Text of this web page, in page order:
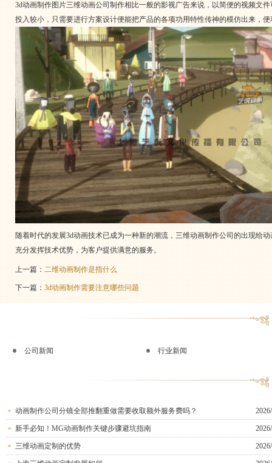
3d动画制作图片三维动画公司制作相比一般的影视广告来说，以简便的视频文
投入较小，只需要进行方案设计便能把产品的各项功用特性传神的模仿出来，
随着时代的发展3d动画技术已成为一种新的潮流，三维动画制作公司的出现给
充分发挥技术优势，为客户提供满意的服务。
上一篇：二维动画制作是指什么
下一篇：3d动画制作需要注意哪些问题
公司新闻 行业新闻
动画制作公司分镜全部推翻重做需要收取额外服务费吗？
新手必知！MG动画制作关键步骤避坑指南
三维动画定制的优势